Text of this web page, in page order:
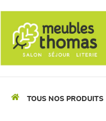
TOUS NOS PRODUITS